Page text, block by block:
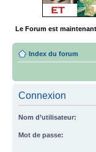
Le Forum est
Index du forum
Connexion
Nom d’utilisateur:
Mot de passe: